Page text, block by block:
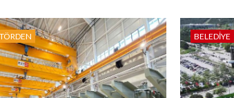
BELEDIYE